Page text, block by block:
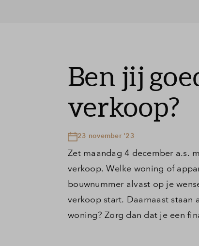
Ben jij
verkoop?
23 november '23
Zet maandag 4 december a.s.
verkoop. Welke woning of
bouwnummer alvast op je
verkoop start. Daarnaast staan
woning? Zorg dan dat je een